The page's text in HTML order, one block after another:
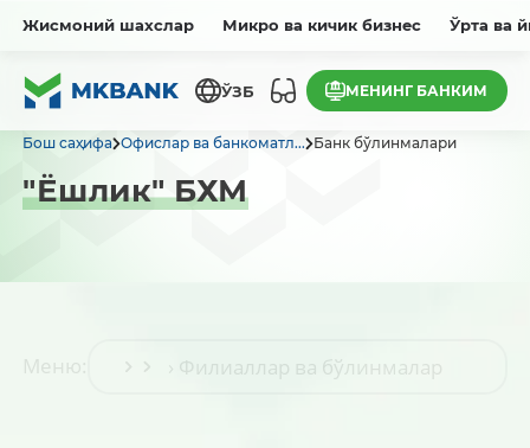
Жисмоний шахслар Микро ва кичик бизнес Ўрта ва
ЎЗБ МЕНИНГ БАНКИМ
Бош саҳифа Офислар ва банкоматл... Банк бўлинмалари
"Ёшлик" БХМ